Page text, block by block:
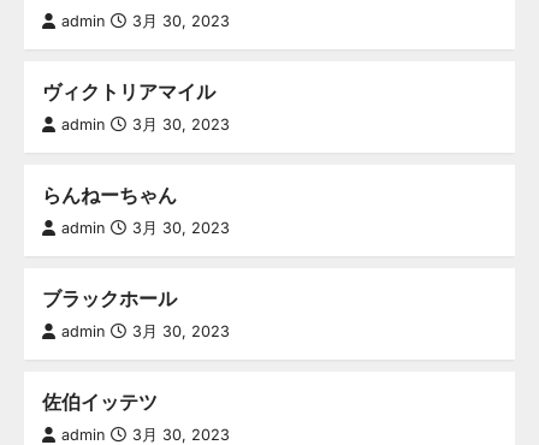
admin 3月 30, 2023
ヴィクトリアマイル
admin 3月 30, 2023
らんねーちゃん
admin 3月 30, 2023
ブラックホール
admin 3月 30, 2023
佐伯イッテツ
admin 3月 30, 2023